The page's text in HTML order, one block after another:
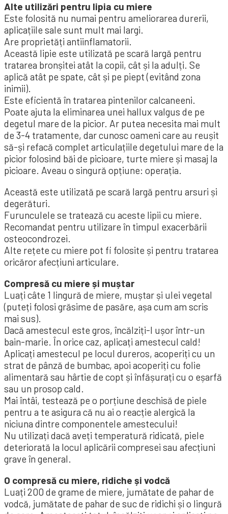
Alte utilizări pentru lipia cu miere
Este folosită nu numai pentru ameliorarea durerii,
aplicațiile sale sunt mult mai largi.
Are proprietăți antiinflamatorii.
Această lipie este utilizată pe scară largă pentru
tratarea bronșitei atât la copii, cât și la adulți. Se
aplică atât pe spate, cât și pe piept (evitând zona
inimii).
Este eficientă în tratarea pintenilor calcaneeni.
Poate ajuta la eliminarea unei hallux valgus de pe
degetul mare de la picior. Ar putea necesita mai mult
de 3-4 tratamente, dar cunosc oameni care au reușit
să-și refacă complet articulațiile degetului mare de la
picior folosind băi de picioare, turte miere și masaj la
picioare. Aveau o singură opțiune: operația.
Această este utilizată pe scară largă pentru arsuri și
degerături.
Furunculele se tratează cu aceste lipii cu miere.
Recomandat pentru utilizare în timpul exacerbării
osteocondrozei.
Alte rețete cu miere pot fi folosite și pentru tratarea
oricăror afecțiuni articulare.
Compresă cu miere și muștar
Luați câte 1 lingură de miere, muștar și ulei vegetal
(puteți folosi grăsime de pasăre, așa cum am scris
mai sus).
Dacă amestecul este gros, încălziți-l ușor într-un
bain-marie. În orice caz, aplicați amestecul cald!
Aplicați amestecul pe locul dureros, acoperiți cu un
strat de pânză de bumbac, apoi acoperiți cu folie
alimentară sau hârtie de copt și înfășurați cu o eșarfă
sau un prosop cald.
Mai întâi, testează pe o porțiune deschisă de piele
pentru a te asigura că nu ai o reacție alergică la
niciuna dintre componentele amestecului!
Nu utilizați dacă aveți temperatură ridicată, piele
deteriorată la locul aplicării compresei sau afecțiuni
grave în general.
O compresă cu miere, ridiche și vodcă
Luați 200 de grame de miere, jumătate de pahar de
vodcă, jumătate de pahar de suc de ridichi și o lingură